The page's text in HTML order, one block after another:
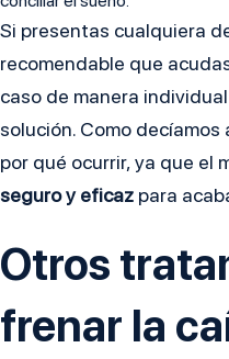
Si presentas cualquiera
recomendable que
caso de manera
solución. Como
por qué ocurrir, ya que el
seguro y eficaz para
Otros
frenar la